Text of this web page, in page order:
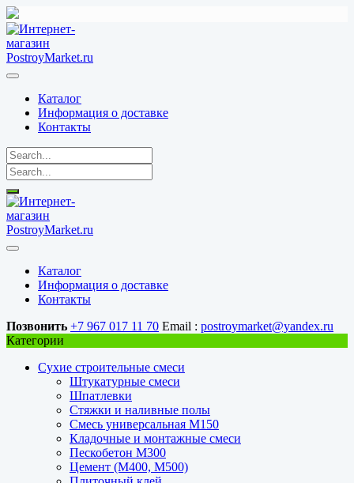
Перейти
к
содержимому
Каталог
Информация о доставке
Контакты
Каталог
Информация о доставке
Контакты
Позвонить +7 967 017 11 70 Email : postroymarket@yandex.ru
Категории
Сухие строительные смеси
Штукатурные смеси
Шпатлевки
Стяжки и наливные полы
Смесь универсальная М150
Кладочные и монтажные смеси
Пескобетон М300
Цемент (М400, М500)